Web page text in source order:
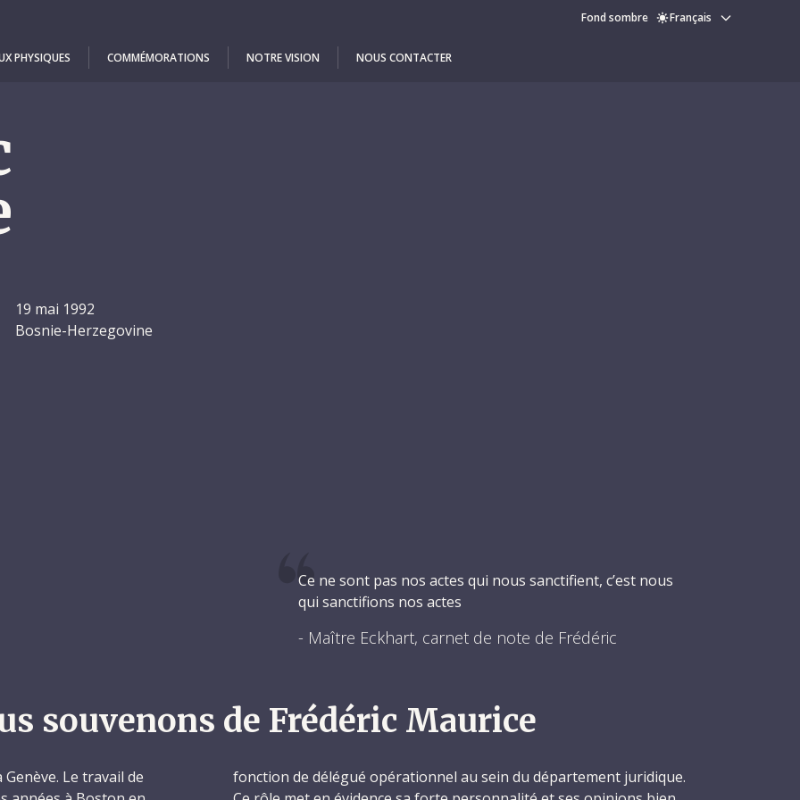
Fond sombre Français
PHYSIQUES COMMÉMORATIONS NOTRE VISION NOUS CONTACTER
19 mai 1992
Bosnie-Herzegovine
Ce ne sont pas nos actes qui nous sanctifient, c’est nous
qui sanctifions nos actes
- Maître Eckhart, carnet de note de Frédéric
souvenons de Frédéric Maurice
Le travail de
fonction de délégué opérationnel au sein du département juridique.